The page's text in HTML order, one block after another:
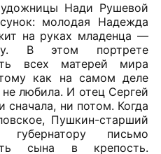
Нади Рушевой
молодая Надежда
на руках младенца —
В этом портрете
всех матерей мира
как на самом деле
любила. И отец Сергей
ни потом. Когда
Пушкин-старший
губернатору письмо
сына в крепость.